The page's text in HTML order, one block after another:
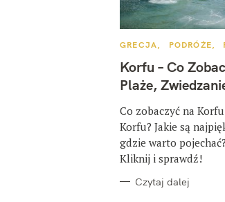
K
T
E
G
O
I
E
GRECJA PODRÓŻE
Korfu – Co
Plaże,
Co zobaczyć na
Korfu? Jakie są
gdzie warto
Kliknij i sprawdź!
Czytaj dalej